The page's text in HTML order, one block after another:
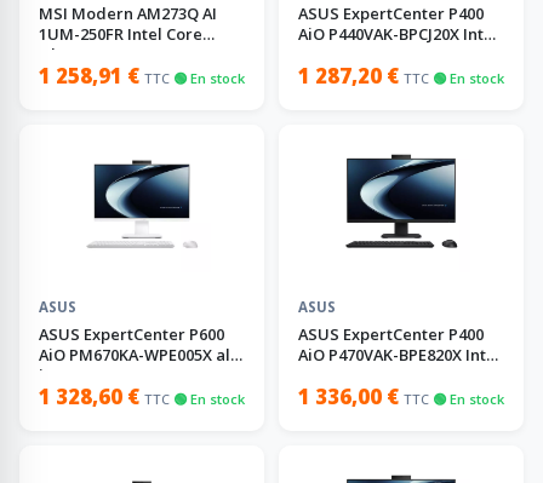
MSI Modern AM273Q AI
1UM-250FR Intel Core
Ultra 5 125H — 16 Go
1 258,91 € TTC 🟢 En stock
ASUS ExpertCenter P400
AiO P440VAK-BPCJ20X Intel
1 287,20 € TTC 🟢 En stock
ASUS
ASUS ExpertCenter P600
AiO PM670KA-WPE005X all
in one
1 328,60 € TTC 🟢 En stock
ASUS
ASUS ExpertCenter P400
AiO P470VAK-BPE820X Intel
1 336,00 € TTC 🟢 En stock